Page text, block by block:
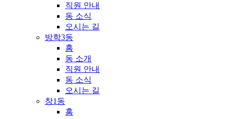
직원 안내
동 소식
오시는 길
방학3동
홈
동 소개
직원 안내
동 소식
오시는 길
창1동
홈